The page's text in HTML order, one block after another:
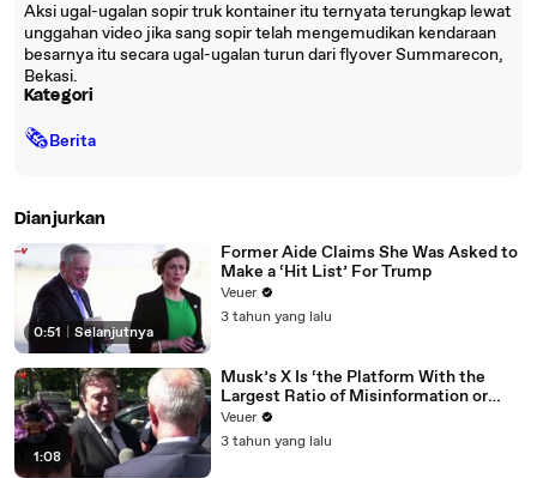
Aksi ugal-ugalan sopir truk kontainer itu ternyata terungkap lewat
unggahan video jika sang sopir telah mengemudikan kendaraan
besarnya itu secara ugal-ugalan turun dari flyover Summarecon,
Bekasi.
Kategori
🗞Berita
Dianjurkan
0:51 Selanjutnya
Former Aide Claims She Was Asked to
Make a ‘Hit List’ For Trump
Veuer
3 tahun yang lalu
1:08
Musk’s X Is ‘the Platform With the
Largest Ratio of Misinformation or
Disinformation’ Amongst All Social
Media Platforms
Veuer
3 tahun yang lalu